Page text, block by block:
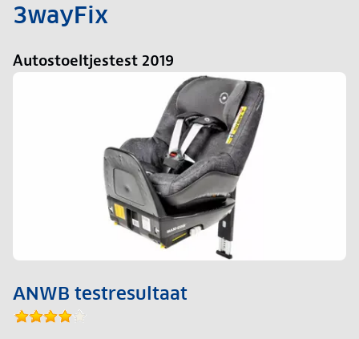
3wayFix
Autostoeltjestest 2019
ANWB testresultaat